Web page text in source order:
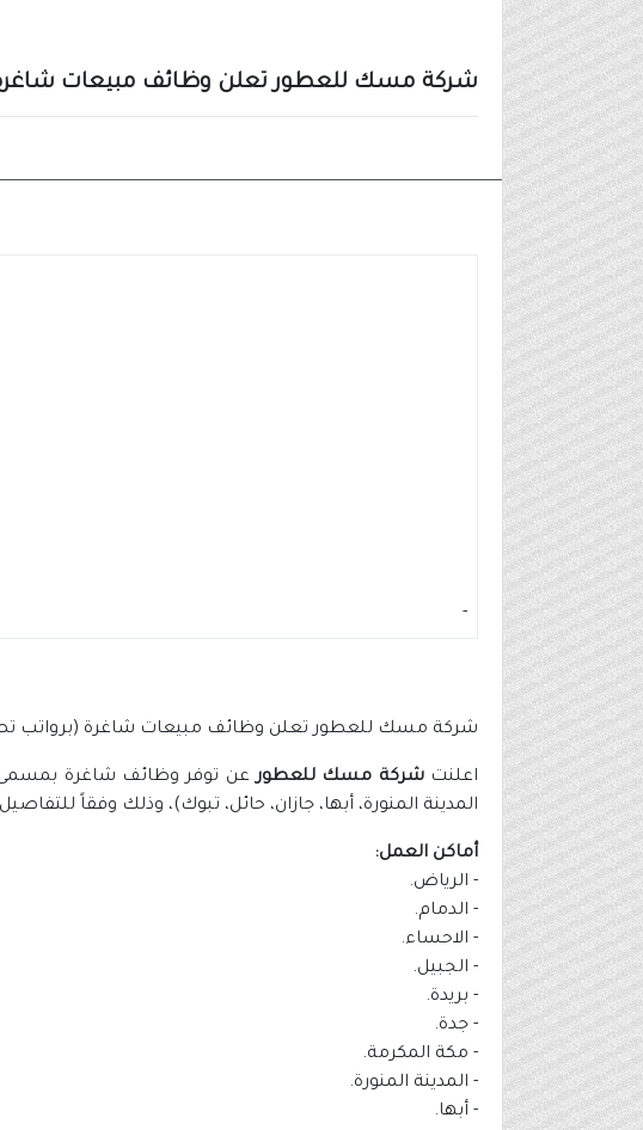
شركة مسك للعطور تعلن وظائف مبيعات شاغرة
-
شركة مسك للعطور تعلن وظائف مبيعات شاغرة (برواتب تصل 8,000
اعلنتشركة مسك للعطورعن توفر وظائف شاغرة بمسمى
المدينة المنورة، أبها، جازان، حائل، تبوك)، وذلك وفقاً
أماكن العمل:
- الرياض.
- الدمام.
- الاحساء.
- الجبيل.
- بريدة.
- جدة.
- مكة المكرمة.
- المدينة المنورة.
- أبها.